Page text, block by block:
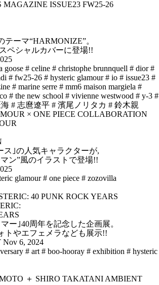
テーマ“HARMONIZE”。
ペシャルカバーに登場!!
goose # celine # christophe brunnquell # dior #
# fw25-26 # hysteric glamour # io # issue23 #
# marine serre # mm6 maison margiela #
# the new school # vivienne westwood # y-3 #
# 志麿遼平 # 濱尾ノリタカ # 鈴木親
ス｣の人気キャラクターが,
ン”風のイラストで登場!!
glamour # one piece # zozovilla
ー｣40周年を記念した企画展。
トやエフェメラなども展示!!
Nov 6, 2024
# art # boo-hooray # exhibition # hysteric